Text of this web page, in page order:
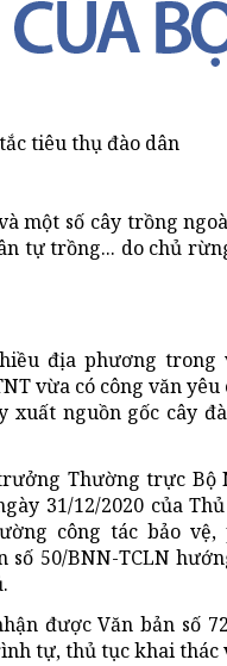
tiêu thụ đào dân
một số cây trồng
tự trồng... do chủ
địa phương
vừa có công văn
xuất nguồn gốc cây
Thường trực Bộ
31/12/2020 của
công tác bảo vệ,
số 50/BNN-TCLN
được Văn bản số
tự, thủ tục khai thác